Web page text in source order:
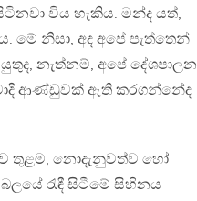
විය හැකිය. මන්ද යත්,
මේ නිසා, අද අපේ පැත්තෙන්
නැත්නම්, අපේ දේශපාලන
ආණ්ඩුවක් ඇති කරගන්නේද
තුළම, නොදැනුවත්ව හෝ
රැඳී සිටීමේ සිහිනය